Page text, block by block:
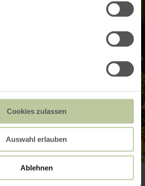
Cookies zulassen
Auswahl erlauben
Ablehnen
Galerij openen